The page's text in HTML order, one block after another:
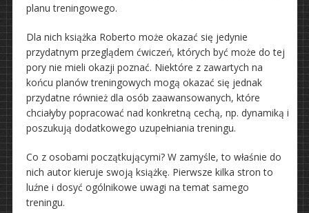
planu treningowego.
Dla nich książka Roberto może okazać się jedynie
przydatnym przeglądem ćwiczeń, których być może do tej
pory nie mieli okazji poznać. Niektóre z zawartych na
końcu planów treningowych mogą okazać się jednak
przydatne również dla osób zaawansowanych, które
chciałyby popracować nad konkretną cechą, np. dynamiką i
poszukują dodatkowego uzupełniania treningu.
Co z osobami początkującymi? W zamyśle, to właśnie do
nich autor kieruje swoją książkę. Pierwsze kilka stron to
luźne i dosyć ogólnikowe uwagi na temat samego
treningu.